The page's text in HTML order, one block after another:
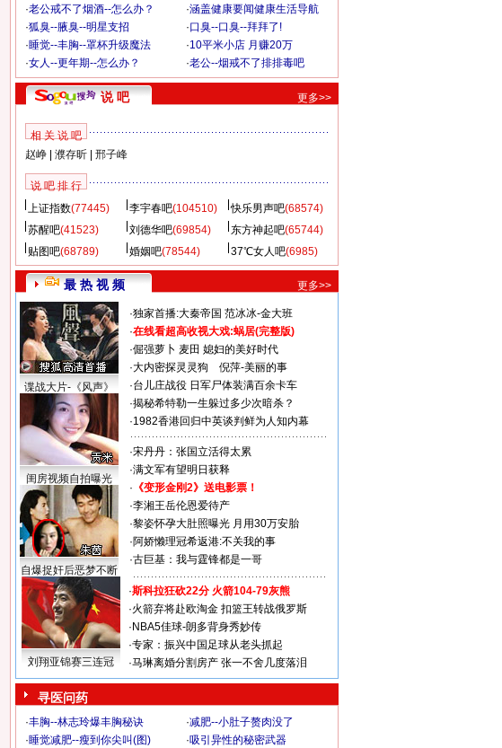
·老公戒不了烟酒--怎么办？ ·涵盖健康要闻健康生活导航
·狐臭--腋臭--明星支招 ·口臭--口臭--拜拜了!
·睡觉--丰胸--罩杯升级魔法 ·10平米小店 月赚20万
·女人--更年期--怎么办？ ·老公--烟戒不了排排毒吧
说 吧 更多>>
相 关 说 吧
赵峥| 濮存昕| 邢子峰
说 吧 排 行
上证指数(77445) 李宇春吧(104510) 快乐男声吧(68574)
苏醒吧(41523) 刘德华吧(69854) 东方神起吧(65744)
贴图吧(68789) 婚姻吧(78544) 37℃女人吧(6985)
最 热 视 频 更多>>
谍战大片-《风声》
闺房视频自拍曝光
自爆捉奸后恶梦不断
·独家首播:大秦帝国 范冰冰-金大班
·在线看超高收视大戏:蜗居(完整版)
·倔强萝卜 麦田 媳妇的美好时代
·大内密探灵灵狗
倪萍-美丽的事
·台儿庄战役 日军尸体装满百余卡车
·揭秘希特勒一生躲过多少次暗杀？
·1982香港回归中英谈判鲜为人知内幕
·宋丹丹：张国立活得太累
·满文军有望明日获释
· 《变形金刚2》送电影票！
·李湘王岳伦恩爱待产
·黎姿怀孕大肚照曝光 月用30万安胎
·阿娇懒理冠希返港:不关我的事
·古巨基：我与霆锋都是一哥
刘翔亚锦赛三连冠
·斯科拉狂砍22分 火箭104-79灰熊
·火箭弃将赴欧淘金 扣篮王转战俄罗斯
· NBA5佳球-朗多背身秀妙传
·专家：振兴中国足球从老头抓起
·马琳离婚分割房产 张一不舍几度落泪
寻医问药
·丰胸--林志玲爆丰胸秘诀 ·减肥--小肚子赘肉没了
·睡觉减肥--瘦到你尖叫(图) ·吸引异性的秘密武器